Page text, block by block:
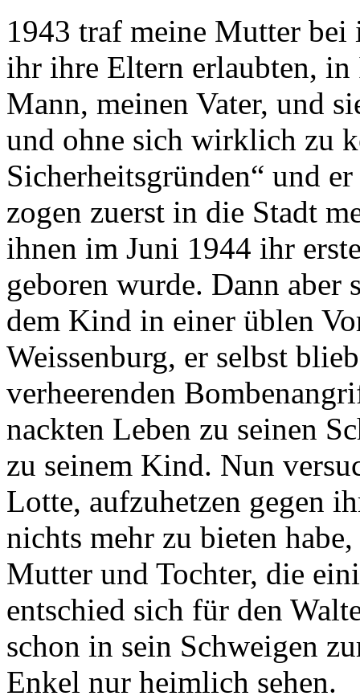
1943 traf meine Mutter bei
ihr ihre Eltern erlaubten, in
Mann, meinen Vater, und
und ohne sich wirklich zu
Sicherheitsgründen“ und
zogen zuerst in die Stadt
ihnen im Juni 1944 ihr
geboren wurde. Dann aber
dem Kind in einer üblen
Weissenburg, er selbst
verheerenden
nackten Leben zu seinen
zu seinem Kind. Nun
Lotte, aufzuhetzen gegen
nichts mehr zu bieten
Mutter und Tochter, die
entschied sich für den
schon in sein Schweigen
Enkel nur heimlich sehen.